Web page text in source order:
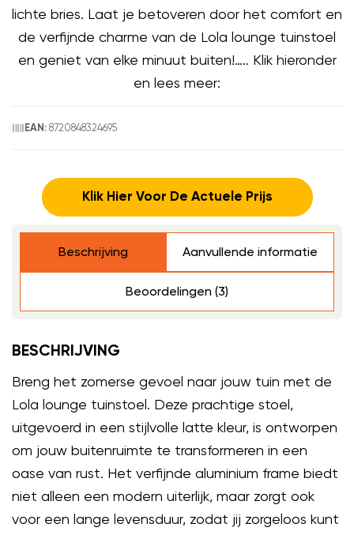
lichte bries. Laat je betoveren door het comfort en
de verfijnde charme van de Lola lounge tuinstoel
en geniet van elke minuut buiten!….. Klik hieronder
en lees meer:
EAN: 8720848324695
Klik Hier Voor De Actuele Prijs
Beschrijving Aanvullende informatie
Beoordelingen (3)
BESCHRIJVING
Breng het zomerse gevoel naar jouw tuin met de
Lola lounge tuinstoel. Deze prachtige stoel,
uitgevoerd in een stijlvolle latte kleur, is ontworpen
om jouw buitenruimte te transformeren in een
oase van rust. Het verfijnde aluminium frame biedt
niet alleen een modern uiterlijk, maar zorgt ook
voor een lange levensduur, zodat jij zorgeloos kunt